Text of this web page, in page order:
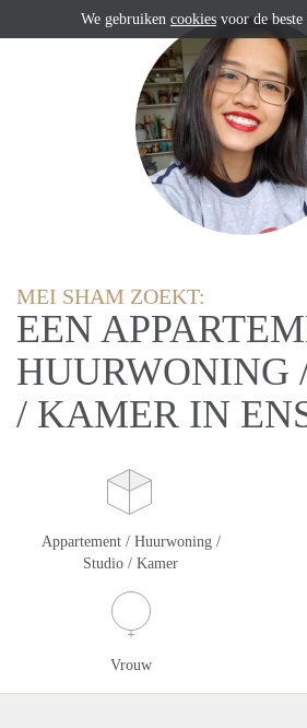
MEI SHAM ZOEKT:
EEN
HUURWONING
/ KAMER IN
Appartement / Huurwoning /
Studio / Kamer
Vrouw
We gebruiken cookies voor de beste